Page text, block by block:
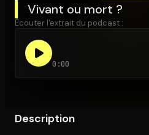
Ouvre l'app Appareil
Vivant ou mort ?
Écouter l'extrait du podcast :
0:00
Description